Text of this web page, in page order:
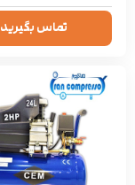
تماس بگیرید